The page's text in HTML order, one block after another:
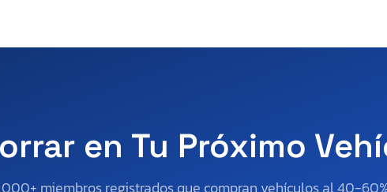
en Tu Próximo
miembros registrados que compran vehículos al 40-